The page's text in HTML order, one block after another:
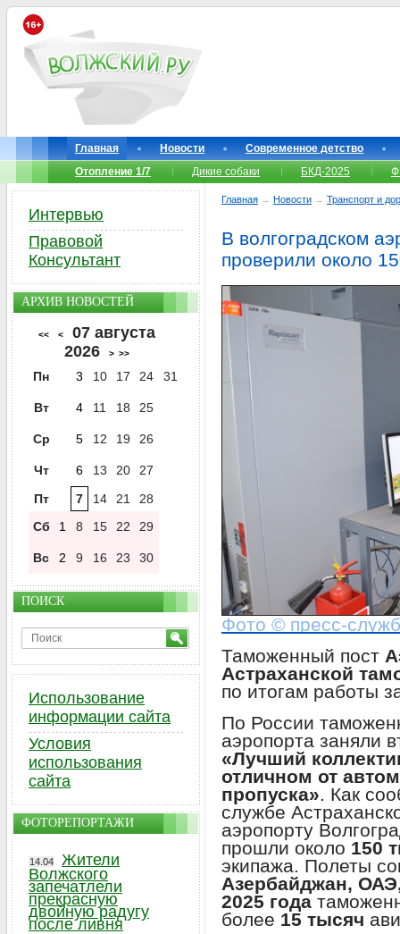
Главная Новости
Современное детство
Отопление 1/7
Дикие собаки БКД-2025
Главная → Новости → Транспорт и
В волгоградском
проверили около
Фото © пресс-
Таможенный пост
Астраханской
по итогам работы
По России
аэропорта заняли
«Лучший
отличном от
пропуска». Как
службе
аэропорту
прошли около 150
экипажа. Полеты
Азербайджан,
2025 года
более 15 тысяч
Интервью
Правовой
Консультант
АРХИВ НОВОСТЕЙ
<< <
07 августа
2026
> >>
Пн 3 10 17 24 31
Вт 4 11 18 25
Ср 5 12 19 26
Чт 6 13 20
27
Пт
7 14 21
28
Сб
1 8 15 22 29
Вс 2 9 16 23 30
ПОИСК
Использование
информации сайта
Условия
использования
сайта
ФОТОРЕПОРТАЖИ
14.04
Жители
Волжского
запечатлели
прекрасную
двойную радугу
после ливня